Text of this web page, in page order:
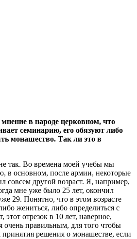
в народе церковном, что
семинарию, его обязуют либо
монашество. Так ли это в
так. Во времена моей учебы мы
в основном, после армии, некоторые
совсем другой возраст. Я, например,
мне уже было 25 лет, окончил
29. Понятно, что в этом возрасте
жениться, либо определиться с
этот отрезок в 10 лет, наверное,
очень правильным, для того чтобы
принятия решения о монашестве, если